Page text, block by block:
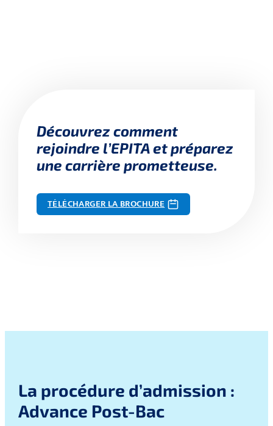
Découvrez comment
rejoindre l’EPITA et préparez
une carrière prometteuse.
TÉLÉCHARGER LA BROCHURE
La procédure d’admission :
Advance Post-Bac